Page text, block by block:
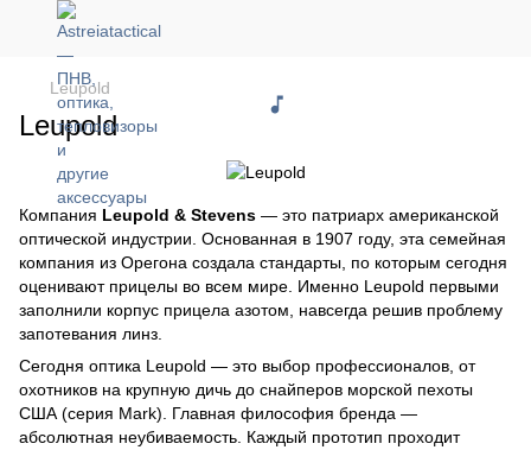
Leupold
Leupold
Компания Leupold & Stevens — это патриарх американской
оптической индустрии. Основанная в 1907 году, эта семейная
компания из Орегона создала стандарты, по которым сегодня
оценивают прицелы во всем мире. Именно Leupold первыми
заполнили корпус прицела азотом, навсегда решив проблему
запотевания линз.
Сегодня оптика Leupold — это выбор профессионалов, от
охотников на крупную дичь до снайперов морской пехоты
США (серия Mark). Главная философия бренда —
абсолютная неубиваемость. Каждый прототип проходит